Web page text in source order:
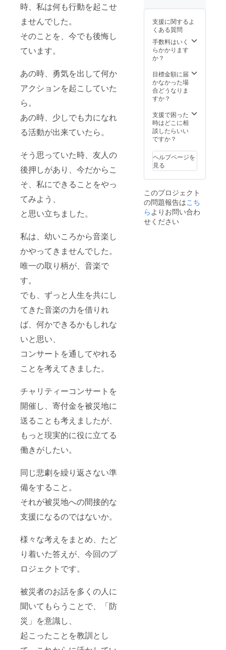
時、私は何も行動を起こせ
ませんでした。
そのことを、今でも後悔し
ています。
あの時、勇気を出して何か
アクションを起こしていた
ら。
あの時、少しでも力になれ
る活動が出来ていたら。
そう思っていた時、友人の
後押しがあり、今だからこ
そ、私にできることをやっ
てみよう、
と思い立ちました。
私は、幼いころから音楽し
かやってきませんでした。
唯一の取り柄が、音楽で
す。
でも、ずっと人生を共にし
てきた音楽の力を借りれ
ば、何かできるかもしれな
いと思い、
コンサートを通してやれる
ことを考えてきました。
チャリティーコンサートを
開催し、寄付金を被災地に
送ることも考えましたが、
もっと現実的に役に立てる
働きがしたい。
同じ悲劇を繰り返さない準
備をすること。
それが被災地への間接的な
支援になるのではないか。
様々な考えをまとめ、たど
り着いた答えが、今回のプ
ロジェクトです。
被災者のお話を多くの人に
聞いてもらうことで、「防
災」を意識し、
起こったことを教訓とし
存方法
・おつ
まみス
モーク
たら
こ：製
湊水
産、内
容量／
20g、賞
／製造
より120
日、保
存方法
・手打
風うど
ん い
しのま
造元／
遠山製
麺所、
内容量
／
フォト
です。
※サイズ
は、文
庫サイ
ズ
m×148
mm）
で、24
ページ
してい
ます ④
コン
サート
※コン
サート
の様子
を編集
画で
す。 ⑤
石巻市
名産3点
セット
全面サ
（図参
照） ※
入稿期
限があ
りま
和4年1
月20日
（木）
PM7:00
に、 原
稿を添
付ファ
イルに
ルして
いただ
けるこ
とが条
す。 ※
デザイ
ン等の
ご相談
で、
支援に関するよ
くある質問
手数料はいく
らかかります
か？
目標金額に届
かなかった場
合どうなりま
すか？
支援で困った
時はどこに相
談したらいい
ですか？
ヘルプページを
見る
このプロジェクト
の問題報告はこち
ら よりお問い合わ
せください